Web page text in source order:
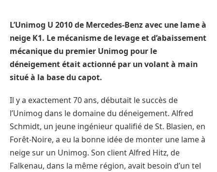
L’Unimog U 2010 de Mercedes-Benz avec une lame à
neige K1. Le mécanisme de levage et d’abaissement
mécanique du premier Unimog pour le
déneigement était actionné par un volant à main
situé à la base du capot.
Il y a exactement 70 ans, débutait le succès de
l’Unimog dans le domaine du déneigement. Alfred
Schmidt, un jeune ingénieur qualifié de St. Blasien, en
Forêt-Noire, a eu la bonne idée de monter une lame à
neige sur un Unimog. Son client Alfred Hitz, de
Falkenau, dans la même région, avait besoin d’un tel